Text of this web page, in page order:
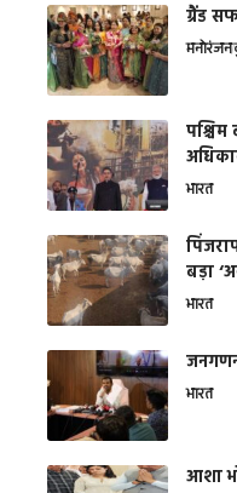
ग्रैंड
मनोरंजन
भारत
बड़ा
भारत
भारत
आशा